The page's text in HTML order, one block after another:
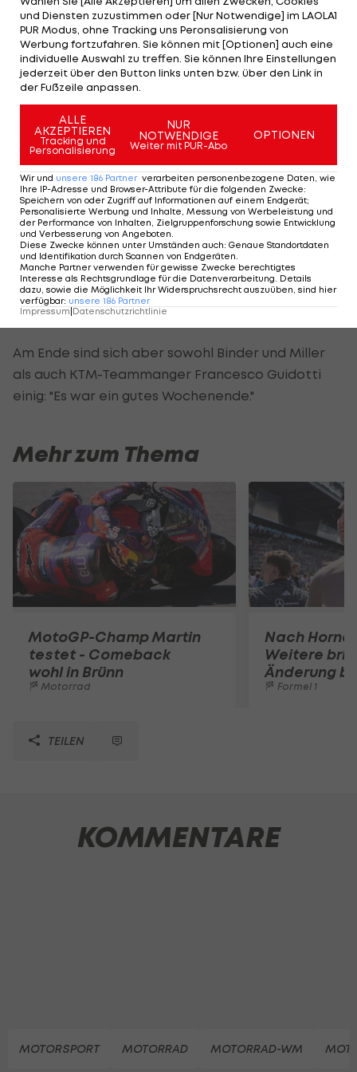
"Es war heute ziemlich unangenehm. Ich habe null
Punkte und mag keine Nuller", stellt Binder klar.
"Aber es ist, was es ist."
Miller von 16 auf 6: "Wir wollten mehr"
Einen besseren Arbeitstag erwischte am Sonntag
KTM-Teamkollege Jack Miller. Der Australier
kämpfte sich um ganze zehn Plätze von 16 auf
sechs nach vorne.
"Ich habe mein Bestes gegeben, es war vor allem
in den ersten Runde sehr schwierig. Ich habe
versucht, die Lücke zu schließen und dann noch
mehr zu pushen", sagt Miller und meint trotz der
Aufholjagd: "Wir wollten mehr."
Am Ende sind sich aber sowohl Binder und Miller
als auch KTM-Teammanger Francesco Guidotti
einig: "Es war ein gutes Wochenende."
Mehr zum Thema
MotoGP-Champ Martin
testet - Comeback
wohl in Brünn
Motorrad
Nach
Weitere
Änderung
Formel 1
TEILEN
KOMMENTARE
MOTORSPORT MOTORRAD MOTORRAD-WM
und Diensten zuzustimmen oder [Nur Notwendige] im LAOLA1
PUR Modus, ohne Tracking uns Peronsalisierung von
Werbung fortzufahren. Sie können mit [Optionen] auch eine
individuelle Auswahl zu treffen. Sie können Ihre Einstellungen
jederzeit über den Button links unten bzw. über den Link in
der Fußzeile anpassen.
ALLE
AKZEPTIEREN
Tracking und
Personalisierung
NUR
NOTWENDIGE
Weiter mit PUR-Abo
OPTIONEN
Wir und unsere 186 Partner verarbeiten personenbezogene Daten, wie
Ihre IP-Adresse und Browser-Attribute für die folgenden Zwecke:
Speichern von oder Zugriff auf Informationen auf einem Endgerät;
Personalisierte Werbung und Inhalte, Messung von Werbeleistung und
der Performance von Inhalten, Zielgruppenforschung sowie Entwicklung
und Verbesserung von Angeboten.
Diese Zwecke können unter Umständen auch: Genaue Standortdaten
und Identifikation durch Scannen von Endgeräten.
Manche Partner verwenden für gewisse Zwecke berechtigtes
Interesse als Rechtsgrundlage für die Datenverarbeitung. Details
dazu, sowie die Möglichkeit Ihr Widerspruchsrecht auszuüben, sind hier
verfügbar: unsere 186 Partner
Impressum Datenschutzrichtlinie